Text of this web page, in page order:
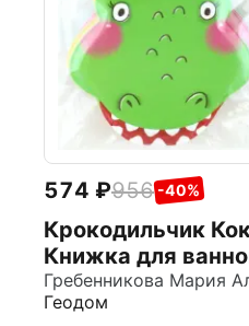
574 956 -40%
Крокодильчик
Книжка для
Геодом